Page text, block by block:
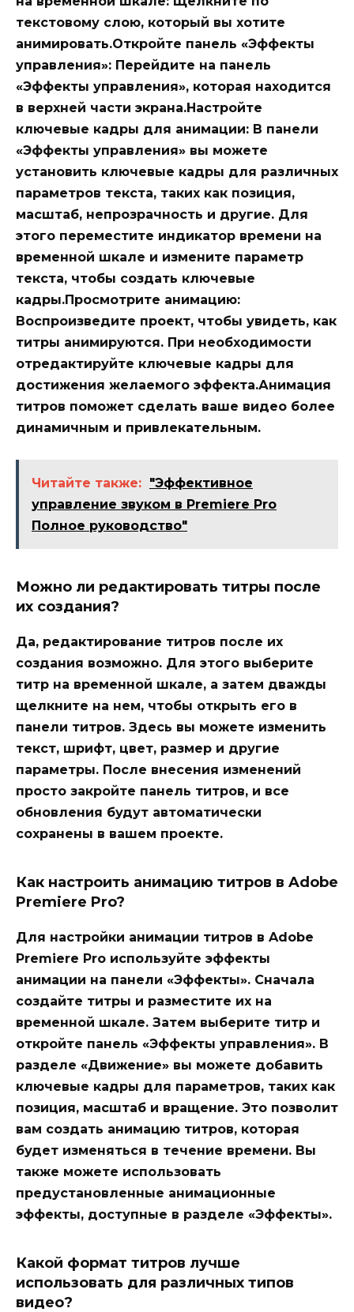
текстовому слою, который вы хотите
анимировать.Откройте панель «Эффекты
управления»: Перейдите на панель
«Эффекты управления», которая находится
в верхней части экрана.Настройте
ключевые кадры для анимации: В панели
«Эффекты управления» вы можете
установить ключевые кадры для различных
параметров текста, таких как позиция,
масштаб, непрозрачность и другие. Для
этого переместите индикатор времени на
временной шкале и измените параметр
текста, чтобы создать ключевые
кадры.Просмотрите анимацию:
Воспроизведите проект, чтобы увидеть, как
титры анимируются. При необходимости
отредактируйте ключевые кадры для
достижения желаемого эффекта.Анимация
титров поможет сделать ваше видео более
динамичным и привлекательным.
Читайте также: "Эффективное
управление звуком в Premiere Pro
Полное руководство"
Можно ли редактировать титры после
их создания?
Да, редактирование титров после их
создания возможно. Для этого выберите
титр на временной шкале, а затем дважды
щелкните на нем, чтобы открыть его в
панели титров. Здесь вы можете изменить
текст, шрифт, цвет, размер и другие
параметры. После внесения изменений
просто закройте панель титров, и все
обновления будут автоматически
сохранены в вашем проекте.
Как настроить анимацию титров в Adobe
Premiere Pro?
Для настройки анимации титров в Adobe
Premiere Pro используйте эффекты
анимации на панели «Эффекты». Сначала
создайте титры и разместите их на
временной шкале. Затем выберите титр и
откройте панель «Эффекты управления». В
разделе «Движение» вы можете добавить
ключевые кадры для параметров, таких как
позиция, масштаб и вращение. Это позволит
вам создать анимацию титров, которая
будет изменяться в течение времени. Вы
также можете использовать
предустановленные анимационные
эффекты, доступные в разделе «Эффекты».
Какой формат титров лучше
использовать для различных типов
видео?